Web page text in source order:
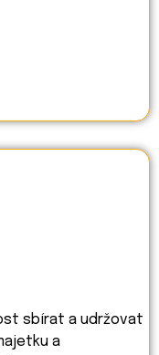
sbírat a udržovat
a